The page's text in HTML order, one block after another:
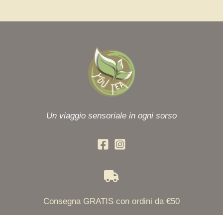
Un viaggio sensoriale in ogni sorso
Consegna GRATIS con ordini da €50